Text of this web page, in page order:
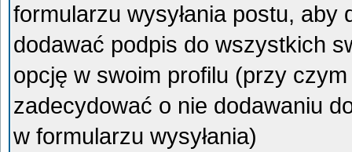
formularzu wysyłania postu,
dodawać podpis do wszystkich
opcję w swoim profilu (przy
zadecydować o nie dodawaniu
w formularzu wysyłania)